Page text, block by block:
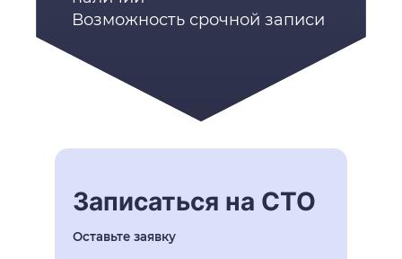
Возможность срочной записи
Записаться на СТО
Оставьте заявку